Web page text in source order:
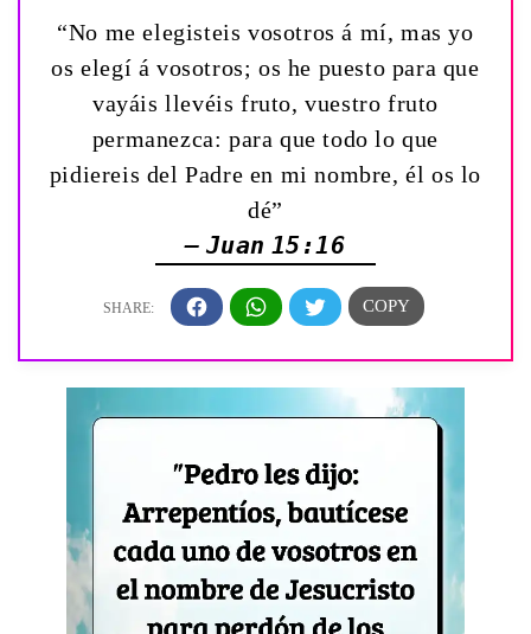
“No me elegisteis vosotros á mí, mas yo
os elegí á vosotros; os he puesto para que
vayáis llevéis fruto, vuestro fruto
permanezca: para que todo lo que
pidiereis del Padre en mi nombre, él os lo
dé”
— Juan 15:16